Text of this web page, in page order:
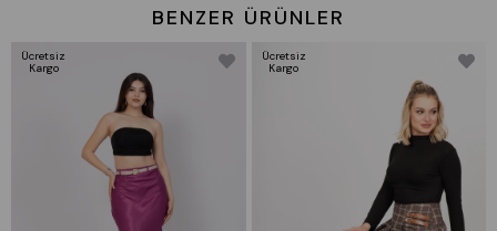
BENZER ÜRÜNLER
Ücretsiz
Kargo
Ücretsiz
Kargo